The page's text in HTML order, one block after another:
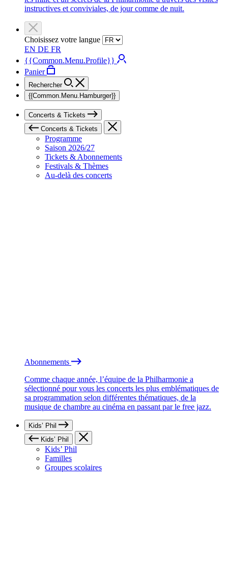
instructives et conviviales, de jour comme de nuit.
Choisissez votre langue
EN DE FR
{{Common.Menu.Profile}}
Panier
Rechercher
{{Common.Menu.Hamburger}}
Concerts & Tickets
Concerts & Tickets
Programme
Saison 2026/27
Tickets & Abonnements
Festivals & Thèmes
Au-delà des concerts
Abonnements
Comme chaque année, l’équipe de la Philharmonie a
sélectionné pour vous les concerts les plus emblématiques de
sa programmation selon différentes thématiques, de la
musique de chambre au cinéma en passant par le free jazz.
Kids’ Phil
Kids’ Phil
Kids’ Phil
Familles
Groupes scolaires